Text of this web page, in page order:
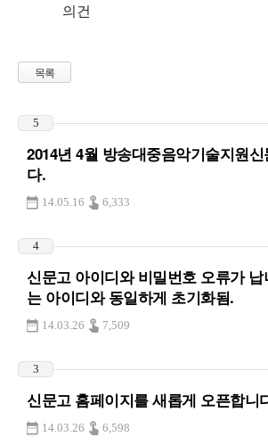
의 건
목록
5
2014년 4월 방송대중음악기술지원
다.
14.05.16 6,333
4
신문고 아이디와 비밀번호 오류가
는 아이디와 동일하게 초기화됨.
14.03.26 7,509
3
신문고 홈페이지를 새롭게 오픈합니
14.03.26 6,598